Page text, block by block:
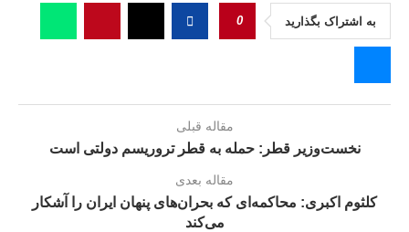
به اشتراک بگذارید 0
مقاله قبلی
نخست‌وزیر قطر: حمله به قطر تروریسم دولتی است
مقاله بعدی
کلثوم اکبری: محاکمه‌ای که بحران‌های پنهان ایران را آشکار
می‌کند